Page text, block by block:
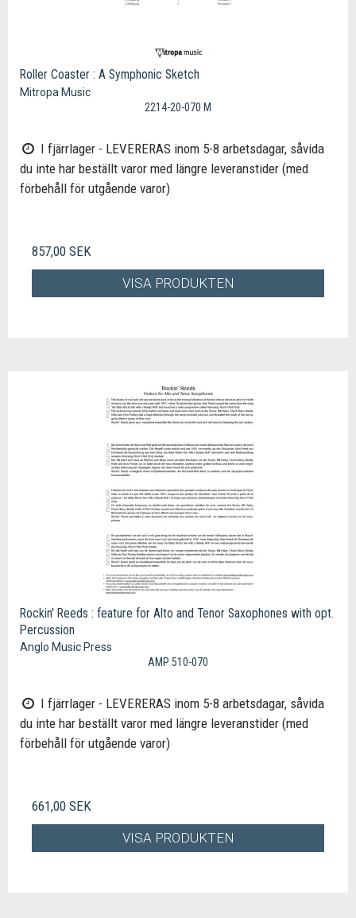
Roller Coaster : A Symphonic Sketch
Mitropa Music
2214-20-070 M
I fjärrlager - LEVERERAS inom 5-8 arbetsdagar, såvida
du inte har beställt varor med längre leveranstider (med
förbehåll för utgående varor)
857,00 SEK
VISA PRODUKTEN
Rockin' Reeds : feature for Alto and Tenor Saxophones with opt.
Percussion
Anglo Music Press
AMP 510-070
I fjärrlager - LEVERERAS inom 5-8 arbetsdagar, såvida
du inte har beställt varor med längre leveranstider (med
förbehåll för utgående varor)
661,00 SEK
VISA PRODUKTEN